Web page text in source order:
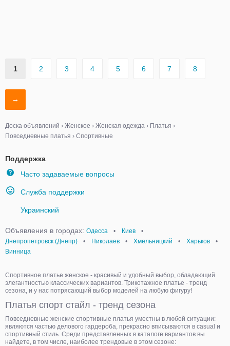
1 2 3 4 5 6 7 8
→
Доска объявлений › Женское › Женская одежда › Платья ›
Повседневные платья › Спортивные
Поддержка
Часто задаваемые вопросы
Служба поддержки
Украинский
Объявления в городах: Одесса • Киев
•
Днепропетровск (Днепр)
• Николаев • Хмельницкий • Харьков
•
Винница
Спортивное платье женское - красивый и удобный выбор, обладающий
элегантностью классических вариантов. Трикотажное платье - тренд
сезона, и у нас потрясающий выбор моделей на любую фигуру!
Платья спорт стайл - тренд сезона
Повседневные женские спортивные платья уместны в любой ситуации:
являются частью делового гардероба, прекрасно вписываются в casual и
спортивный стиль. Среди представленных в каталоге вариантов вы
найдете, в том числе, наиболее трендовые в этом сезоне: